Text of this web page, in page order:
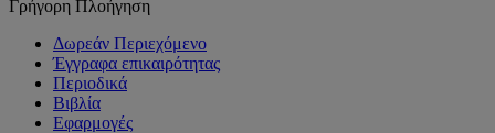
Γρήγορη Πλοήγηση
Δωρεάν Περιεχόμενο
Έγγραφα επικαιρότητας
Περιοδικά
Βιβλία
Εφαρμογές